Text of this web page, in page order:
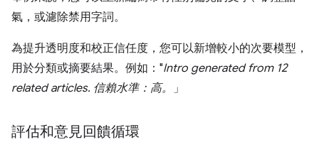
氣，或濾除禁用字詞。
為提升透明度和校正信任度，您可以新增較小的次要模型，
用於分類或摘要結果。例如："Intro generated from 12
related articles. 信賴水準：高。 」
評估和意見回饋循環